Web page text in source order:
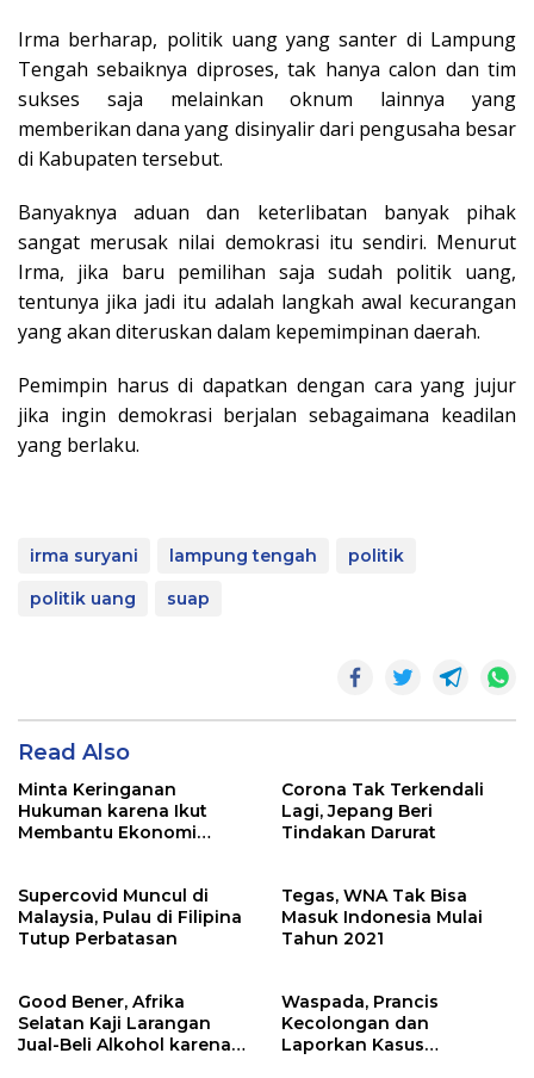
Irma berharap, politik uang yang santer di Lampung
Tengah sebaiknya diproses, tak hanya calon dan tim
sukses saja melainkan oknum lainnya yang
memberikan dana yang disinyalir dari pengusaha besar
di Kabupaten tersebut.
Banyaknya aduan dan keterlibatan banyak pihak
sangat merusak nilai demokrasi itu sendiri. Menurut
Irma, jika baru pemilihan saja sudah politik uang,
tentunya jika jadi itu adalah langkah awal kecurangan
yang akan diteruskan dalam kepemimpinan daerah.
Pemimpin harus di dapatkan dengan cara yang jujur
jika ingin demokrasi berjalan sebagaimana keadilan
yang berlaku.
irma suryani lampung tengah
politik
politik uang
suap
Read Also
Minta Keringanan
Hukuman karena Ikut
Membantu Ekonomi
Corona Tak Terkendali
Lagi, Jepang Beri
Tindakan Darurat
Supercovid Muncul di
Malaysia, Pulau di Filipina
Tutup Perbatasan
Tegas, WNA Tak Bisa
Masuk Indonesia Mulai
Tahun 2021
Good Bener, Afrika
Selatan Kaji Larangan
Jual-Beli Alkohol karena
Waspada, Prancis
Kecolongan dan
Laporkan Kasus